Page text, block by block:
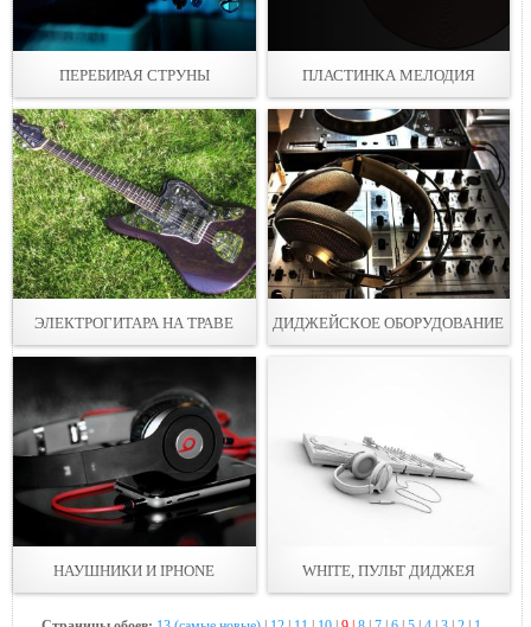
ПЕРЕБИРАЯ СТРУНЫ ПЛАСТИНКА МЕЛОДИЯ
ЭЛЕКТРОГИТАРА НА ТРАВЕ ДИДЖЕЙСКОЕ ОБОРУДОВАНИЕ
НАУШНИКИ И IPHONE WHITE, ПУЛЬТ ДИДЖЕЯ